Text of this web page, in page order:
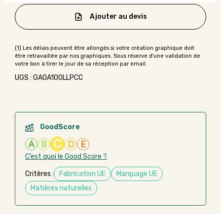
Ajouter au devis
UGS : GAOA100LLPCC
GoodScore
A B C D E
C’est quoi le Good Score ?
Critères : Fabrication UE
Marquage UE
Matières naturelles